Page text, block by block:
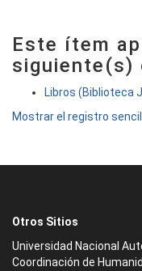
Este ítem
siguiente(s)
Libros (Biblioteca
Mostrar el registro
Otros Sitios
Universidad Nacional
Coordinación de